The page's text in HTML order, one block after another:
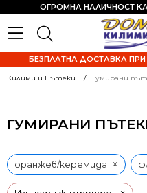
ОГРОМНА НАЛИЧНОСТ
БЕЗПЛАТНА ДОСТАВКА ПРИ
Килими и Пътеки Гумирани
ГУМИРАНИ
оранжев/керемида ×